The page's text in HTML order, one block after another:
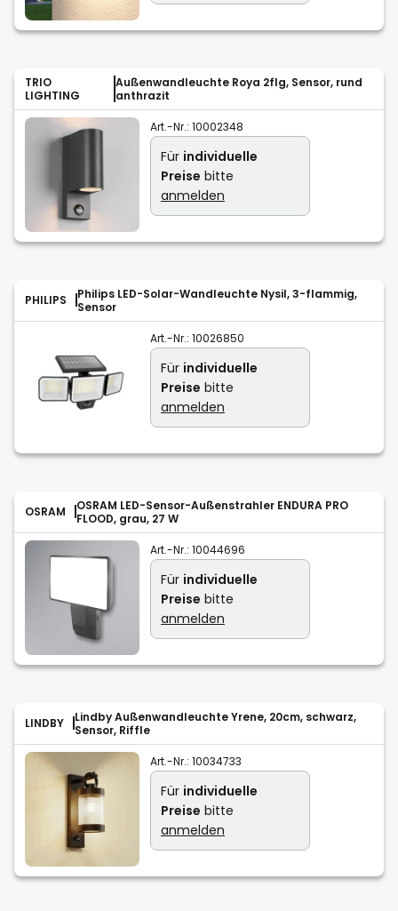
TRIO
LIGHTING
Außenwandleuchte Roya 2flg, Sensor, rund
anthrazit
Art.-Nr.: 10002348
Für individuelle
Preise bitte
anmelden
PHILIPS
Philips LED-Solar-Wandleuchte Nysil, 3-flammig,
Sensor
Art.-Nr.: 10026850
Für individuelle
Preise bitte
anmelden
OSRAM
OSRAM LED-Sensor-Außenstrahler ENDURA PRO
FLOOD, grau, 27 W
Art.-Nr.: 10044696
Für individuelle
Preise bitte
anmelden
LINDBY
Lindby Außenwandleuchte Yrene, 20cm, schwarz,
Sensor, Riffle
Art.-Nr.: 10034733
Für individuelle
Preise bitte
anmelden